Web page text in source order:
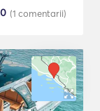
(1 comentarii)